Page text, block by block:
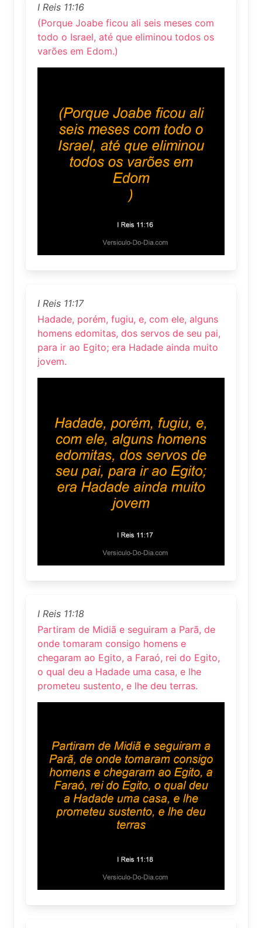
I Reis 11:16
(Porque Joabe ficou ali seis meses com
todo o Israel, até que eliminou todos os
varões em Edom.)
I Reis 11:17
Hadade, porém, fugiu, e, com ele, alguns
homens edomitas, dos servos de seu pai,
para ir ao Egito; era Hadade ainda muito
jovem.
I Reis 11:18
Partiram de Midiã e seguiram a Parã, de
onde tomaram consigo homens e
chegaram ao Egito, a Faraó, rei do Egito,
o qual deu a Hadade uma casa, e lhe
prometeu sustento, e lhe deu terras.